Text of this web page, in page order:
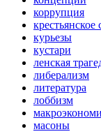
коррупция
курьезы
кустари
ленская
либерализм
литература
лоббизм
масоны